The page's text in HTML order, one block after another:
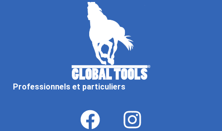
Professionnels et particuliers